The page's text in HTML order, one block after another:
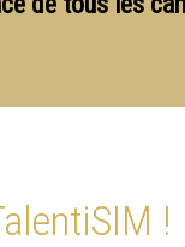
!